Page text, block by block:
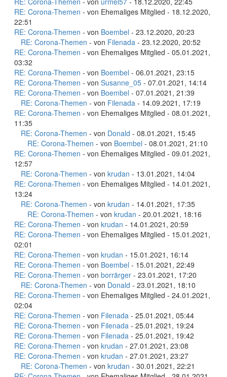
RE: Corona-Themen - von Ehemaliges Mitglied - 18.12.2020,
22:51
RE: Corona-Themen - von Boembel - 23.12.2020, 20:23
RE: Corona-Themen - von Filenada - 23.12.2020, 20:52
RE: Corona-Themen - von Ehemaliges Mitglied - 05.01.2021,
03:32
RE: Corona-Themen - von Boembel - 06.01.2021, 23:15
RE: Corona-Themen - von Susanne_05 - 07.01.2021, 14:14
RE: Corona-Themen - von Boembel - 07.01.2021, 21:39
RE: Corona-Themen - von Filenada - 14.09.2021, 17:19
RE: Corona-Themen - von Ehemaliges Mitglied - 08.01.2021,
11:35
RE: Corona-Themen - von Donald - 08.01.2021, 15:45
RE: Corona-Themen - von Boembel - 08.01.2021, 21:10
RE: Corona-Themen - von Ehemaliges Mitglied - 09.01.2021,
12:57
RE: Corona-Themen - von krudan - 13.01.2021, 14:04
RE: Corona-Themen - von Ehemaliges Mitglied - 14.01.2021,
13:24
RE: Corona-Themen - von krudan - 14.01.2021, 17:35
RE: Corona-Themen - von krudan - 20.01.2021, 18:16
RE: Corona-Themen - von krudan - 14.01.2021, 20:59
RE: Corona-Themen - von Ehemaliges Mitglied - 15.01.2021,
02:01
RE: Corona-Themen - von krudan - 15.01.2021, 16:14
RE: Corona-Themen - von Boembel - 15.01.2021, 22:49
RE: Corona-Themen - von borrärger - 23.01.2021, 17:20
RE: Corona-Themen - von Donald - 23.01.2021, 18:10
RE: Corona-Themen - von Ehemaliges Mitglied - 24.01.2021,
02:04
RE: Corona-Themen - von Filenada - 25.01.2021, 05:44
RE: Corona-Themen - von Filenada - 25.01.2021, 19:24
RE: Corona-Themen - von Filenada - 25.01.2021, 19:42
RE: Corona-Themen - von krudan - 27.01.2021, 23:08
RE: Corona-Themen - von krudan - 27.01.2021, 23:27
RE: Corona-Themen - von krudan - 30.01.2021, 22:21